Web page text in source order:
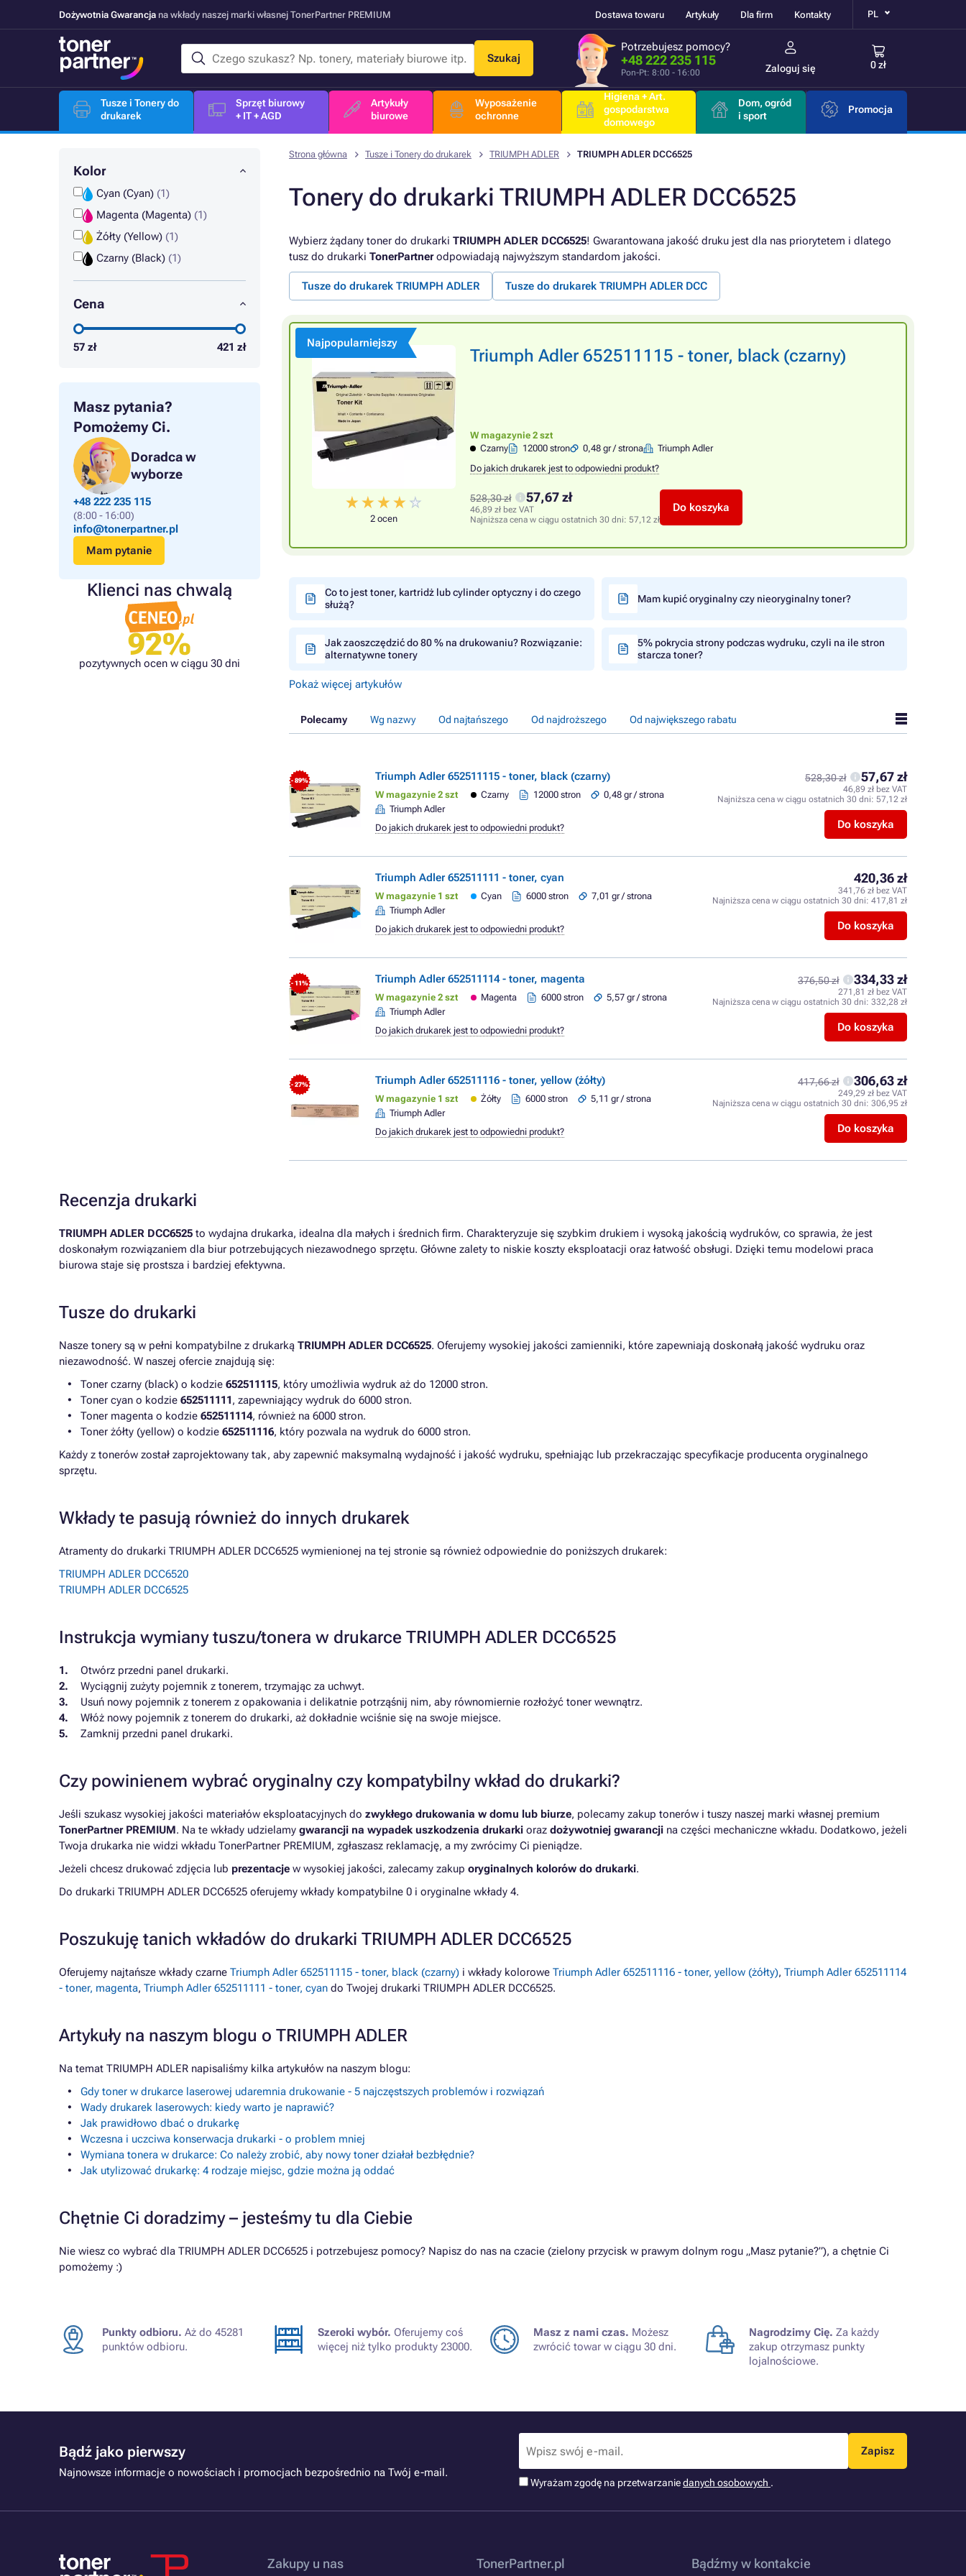
Dożywotnia Gwarancja na wkłady naszej marki własnej TonerPartner PREMIUM Dostawa towaru Artykuły Dla firm Kontakty PL
Szukaj
Potrzebujesz pomocy?
+48 222 235 115
Pon-Pt: 8:00 - 16:00 Zaloguj się 0 zł
Tusze i Tonery do
drukarek
Sprzęt biurowy
+ IT + AGD
Artykuły
biurowe
Wyposażenie
ochronne
Higiena + Art.
gospodarstwa
domowego
Dom, ogród
i sport
Promocja
Kolor
Cyan (Cyan) (1)
Magenta (Magenta) (1)
Żółty (Yellow) (1)
Czarny (Black) (1)
Cena
57 zł 421 zł
Masz pytania?
Pomożemy Ci.
Doradca w
wyborze
+48 222 235 115
(8:00 - 16:00)
info@tonerpartner.pl
Mam pytanie
Klienci nas chwalą
92%
pozytywnych ocen w ciągu 30 dni
Strona główna Tusze i Tonery do drukarek TRIUMPH ADLER TRIUMPH ADLER DCC6525
Tonery do drukarki TRIUMPH ADLER DCC6525
Wybierz żądany toner do drukarki TRIUMPH ADLER DCC6525! Gwarantowana jakość druku jest dla nas priorytetem i dlatego
tusz do drukarki TonerPartnerodpowiadają najwyższym standardom jakości.
Tusze do drukarek TRIUMPH ADLER Tusze do drukarek TRIUMPH ADLER DCC
Najpopularniejszy
2 ocen
Triumph Adler 652511115 - toner, black (czarny)
W magazynie 2 szt
Czarny
12000 stron 0,48 gr / strona
Triumph Adler
Do jakich drukarek jest to odpowiedni produkt?
528,30 zł 57,67 zł
46,89 zł bez VAT
Najniższa cena w ciągu ostatnich 30 dni: 57,12 zł
Do koszyka
Co to jest toner, kartridż lub cylinder optyczny i do czego
służą?
Mam kupić oryginalny czy nieoryginalny toner?
Jak zaoszczędzić do 80 % na drukowaniu? Rozwiązanie:
alternatywne tonery
5% pokrycia strony podczas wydruku, czyli na ile stron
starcza toner?
Pokaż więcej artykułów
Polecamy Wg nazwy Od najtańszego Od najdroższego Od największego rabatu
- 89% Triumph Adler 652511115 - toner, black (czarny)
W magazynie 2 szt Czarny 12000 stron
0,48 gr / strona
Triumph Adler
528,30 zł 57,67 zł
46,89 zł bez VAT
Najniższa cena w ciągu ostatnich 30 dni: 57,12 zł
Do koszyka
Do jakich drukarek jest to odpowiedni produkt?
Triumph Adler 652511111 - toner, cyan
W magazynie 1 szt Cyan 6000 stron
7,01 gr / strona
Triumph Adler
420,36 zł
341,76 zł bez VAT
Najniższa cena w ciągu ostatnich 30 dni: 417,81 zł
Do koszyka
Do jakich drukarek jest to odpowiedni produkt?
- 11% Triumph Adler 652511114 - toner, magenta
W magazynie 2 szt Magenta 6000 stron
5,57 gr / strona
Triumph Adler
376,50 zł 334,33 zł
271,81 zł bez VAT
Najniższa cena w ciągu ostatnich 30 dni: 332,28 zł
Do koszyka
Do jakich drukarek jest to odpowiedni produkt?
- 27% Triumph Adler 652511116 - toner, yellow (żółty)
W magazynie 1 szt Żółty 6000 stron
5,11 gr / strona
Triumph Adler
417,66 zł 306,63 zł
249,29 zł bez VAT
Najniższa cena w ciągu ostatnich 30 dni: 306,95 zł
Do koszyka
Do jakich drukarek jest to odpowiedni produkt?
Recenzja drukarki
TRIUMPH ADLER DCC6525 to wydajna drukarka, idealna dla małych i średnich firm. Charakteryzuje się szybkim drukiem i wysoką jakością wydruków, co sprawia, że jest
doskonałym rozwiązaniem dla biur potrzebujących niezawodnego sprzętu. Główne zalety to niskie koszty eksploatacji oraz łatwość obsługi. Dzięki temu modelowi praca
biurowa staje się prostsza i bardziej efektywna.
Tusze do drukarki
Nasze tonery są w pełni kompatybilne z drukarką TRIUMPH ADLER DCC6525. Oferujemy wysokiej jakości zamienniki, które zapewniają doskonałą jakość wydruku oraz
niezawodność. W naszej ofercie znajdują się:
Toner czarny (black) o kodzie 652511115, który umożliwia wydruk aż do 12000 stron.
Toner cyan o kodzie 652511111, zapewniający wydruk do 6000 stron.
Toner magenta o kodzie 652511114, również na 6000 stron.
Toner żółty (yellow) o kodzie 652511116, który pozwala na wydruk do 6000 stron.
Każdy z tonerów został zaprojektowany tak, aby zapewnić maksymalną wydajność i jakość wydruku, spełniając lub przekraczając specyfikacje producenta oryginalnego
sprzętu.
Wkłady te pasują również do innych drukarek
Atramenty do drukarki TRIUMPH ADLER DCC6525 wymienionej na tej stronie są również odpowiednie do poniższych drukarek:
TRIUMPH ADLER DCC6520
TRIUMPH ADLER DCC6525
Instrukcja wymiany tuszu/tonera w drukarce TRIUMPH ADLER DCC6525
Otwórz przedni panel drukarki.
Wyciągnij zużyty pojemnik z tonerem, trzymając za uchwyt.
Usuń nowy pojemnik z tonerem z opakowania i delikatnie potrząśnij nim, aby równomiernie rozłożyć toner wewnątrz.
Włóż nowy pojemnik z tonerem do drukarki, aż dokładnie wciśnie się na swoje miejsce.
Zamknij przedni panel drukarki.
Czy powinienem wybrać oryginalny czy kompatybilny wkład do drukarki?
Jeśli szukasz wysokiej jakości materiałów eksploatacyjnych do zwykłego drukowania w domu lub biurze, polecamy zakup tonerów i tuszy naszej marki własnej premium
TonerPartner PREMIUM. Na te wkłady udzielamy gwarancji na wypadek uszkodzenia drukarki oraz dożywotniej gwarancji na części mechaniczne wkładu. Dodatkowo, jeżeli
Twoja drukarka nie widzi wkładu TonerPartner PREMIUM, zgłaszasz reklamację, a my zwrócimy Ci pieniądze.
Jeżeli chcesz drukować zdjęcia lub prezentacje w wysokiej jakości, zalecamy zakup oryginalnych kolorów do drukarki.
Do drukarki TRIUMPH ADLER DCC6525 oferujemy wkłady kompatybilne 0 i oryginalne wkłady 4.
Poszukuję tanich wkładów do drukarki TRIUMPH ADLER DCC6525
Oferujemy najtańsze wkłady czarne Triumph Adler 652511115 - toner, black (czarny) i wkłady kolorowe Triumph Adler 652511116 - toner, yellow (żółty), Triumph Adler 652511114
- toner, magenta, Triumph Adler 652511111 - toner, cyan do Twojej drukarki TRIUMPH ADLER DCC6525.
Artykuły na naszym blogu o TRIUMPH ADLER
Na temat TRIUMPH ADLER napisaliśmy kilka artykułów na naszym blogu:
Gdy toner w drukarce laserowej udaremnia drukowanie - 5 najczęstszych problemów i rozwiązań
Wady drukarek laserowych: kiedy warto je naprawić?
Jak prawidłowo dbać o drukarkę
Wczesna i uczciwa konserwacja drukarki - o problem mniej
Wymiana tonera w drukarce: Co należy zrobić, aby nowy toner działał bezbłędnie?
Jak utylizować drukarkę: 4 rodzaje miejsc, gdzie można ją oddać
Chętnie Ci doradzimy – jesteśmy tu dla Ciebie
Nie wiesz co wybrać dla TRIUMPH ADLER DCC6525 i potrzebujesz pomocy? Napisz do nas na czacie (zielony przycisk w prawym dolnym rogu „Masz pytanie?”), a chętnie Ci
pomożemy :)
Punkty odbioru. Aż do 45281
punktów odbioru.
Szeroki wybór. Oferujemy coś
więcej niż tylko produkty 23000.
Masz z nami czas. Możesz
zwrócić towar w ciągu 30 dni.
Nagrodzimy Cię. Za każdy
zakup otrzymasz punkty
lojalnościowe.
Bądź jako pierwszy
Najnowsze informacje o nowościach i promocjach bezpośrednio na Twój e-mail.
Zapisz
Wyrażam zgodę na przetwarzaniedanych osobowych .
Zakupy u nas TonerPartner.pl Bądźmy w kontakcie